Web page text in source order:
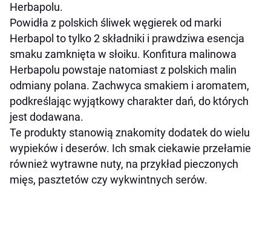
Herbapolu.
Powidła z polskich śliwek węgierek od marki
Herbapol to tylko 2 składniki i prawdziwa esencja
smaku zamknięta w słoiku. Konfitura malinowa
Herbapolu powstaje natomiast z polskich malin
odmiany polana. Zachwyca smakiem i aromatem,
podkreślając wyjątkowy charakter dań, do których
jest dodawana.
Te produkty stanowią znakomity dodatek do wielu
wypieków i deserów. Ich smak ciekawie przełamie
również wytrawne nuty, na przykład pieczonych
mięs, pasztetów czy wykwintnych serów.